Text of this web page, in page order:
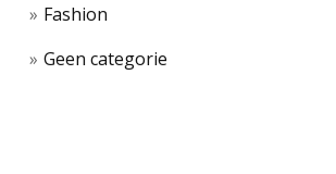
Fashion
Geen categorie